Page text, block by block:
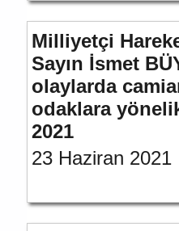
Milliyetçi
Sayın İsmet
olaylarda
odaklara
2021
23 Haziran 2021